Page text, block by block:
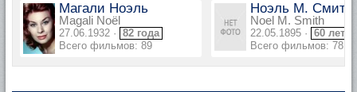
Магали Ноэль
Magali Noël
27.06.1932 · 82 года
Всего фильмов: 89
Ноэль М. Смит
Noel M. Smith
22.05.1895 · 60 лет
Всего фильмов: 78